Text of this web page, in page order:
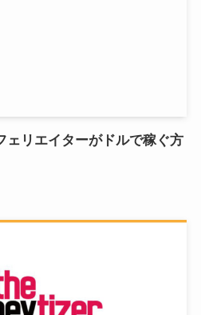
ェリエイターがドルで稼ぐ方